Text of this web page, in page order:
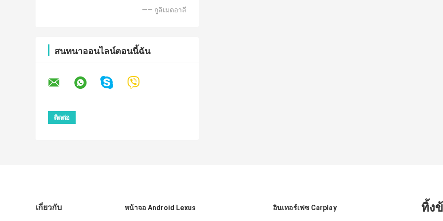
—— กูลิเมดอาลี
สนทนาออนไลน์ตอนนี้ฉัน
เกี่ยวกับ หน้าจอ Android Lexus อินเทอร์เฟซ Carplay ทิ้ง